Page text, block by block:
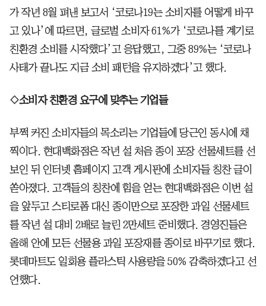
가 작년 8월 펴낸 보고서 ‘코로나19는 소비자를 어떻게 바꾸
고 있나’에 따르면, 글로벌 소비자 61%가 ‘코로나를 계기로
친환경 소비를 시작했다’고 응답했고, 그중 89%는 ‘코로나
사태가 끝나도 지금 소비 패턴을 유지하겠다’고 했다.
◇소비자 친환경 요구에 맞추는 기업들
부쩍 커진 소비자들의 목소리는 기업들에 당근인 동시에 채
찍이다. 현대백화점은 작년 설 처음 종이 포장 선물세트를 선
보인 뒤 인터넷 홈페이지 고객 게시판에 소비자들 칭찬 글이
쏟아졌다. 고객들의 칭찬에 힘을 얻는 현대백화점은 이번 설
을 앞두고 스티로폼 대신 종이만으로 포장한 과일 선물세트
를 작년 설 대비 2배로 늘린 2만세트 준비했다. 경영진들은
올해 안에 모든 선물용 과일 포장재를 종이로 바꾸기로 했다.
롯데마트도 일회용 플라스틱 사용량을 50% 감축하겠다고 선
언했다.